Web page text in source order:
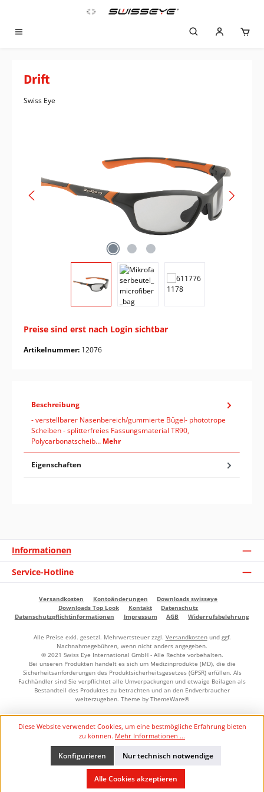
Zum Hauptinhalt springen
Drift
Swiss Eye
Preise sind erst nach Login sichtbar
Artikelnummer: 12076
Beschreibung
- verstellbarer Nasenbereich/gummierte Bügel- phototrope
Scheiben - splitterfreies Fassungsmaterial TR90,
Polycarbonatscheib… Mehr
Eigenschaften
Informationen
Service-Hotline
Versandkosten Kontoänderungen
Downloads swisseye
Downloads Top Look
Kontakt
Datenschutz
Datenschutzpflichtinformationen
Impressum AGB Widerrufsbelehrung
Alle Preise exkl. gesetzl. Mehrwertsteuer zzgl. Versandkostenund ggf.
Nachnahmegebühren, wenn nicht anders angegeben.
© 2021 Swiss Eye International GmbH - Alle Rechte vorbehalten.
Bei unseren Produkten handelt es sich um Medizinprodukte (MD), die die
Sicherheitsanforderungen des Produktsicherheitsgesetzes (GPSR) erfüllen. Als
Fachhändler sind Sie verpflichtet alle Umverpackungen und etwaige Beilagen als
Bestandteil des Produktes zu betrachten und an den Endverbraucher
weiterzugeben. Theme by ThemeWare®
Diese Website verwendet Cookies, um eine bestmögliche Erfahrung bieten
zu können. Mehr Informationen ...
Nur technisch notwendige
Konfigurieren
Alle Cookies akzeptieren